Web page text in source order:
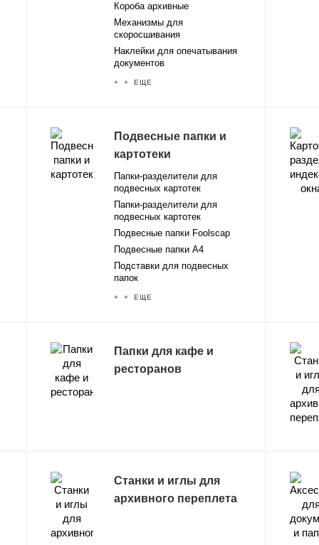
Короба архивные
Механизмы для
скоросшивания
Наклейки для опечатывания
документов
+ + ЕЩЕ
Подвесные папки и
картотеки
Папки-разделители для
подвесных картотек
Папки-разделители для
подвесных картотек
Подвесные папки Foolscap
Подвесные папки А4
Подставки для подвесных
папок
+ + ЕЩЕ
Папки для кафе и
ресторанов
Станки и иглы для
архивного переплета